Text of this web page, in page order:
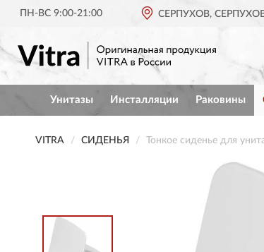
ПН-ВС 9:00-21:00 СЕРПУХОВ,
Унитазы Инсталляции Раковины
VITRA СИДЕНЬЯ Тонкое сиденье для